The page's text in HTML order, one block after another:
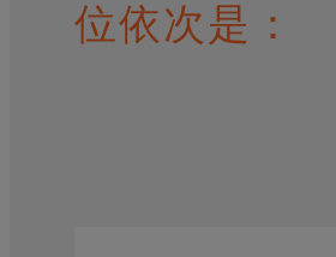
位依次是：